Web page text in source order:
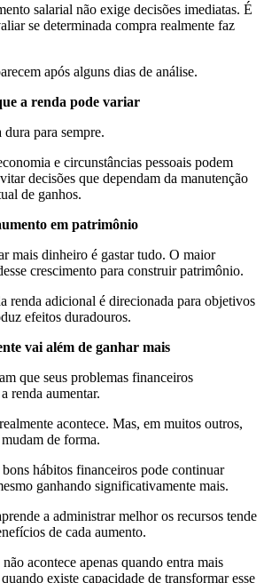
salarial não exige decisões imediatas. É
se determinada compra realmente faz
após alguns dias de análise.
a renda pode variar
para sempre.
e circunstâncias pessoais podem
decisões que dependam da manutenção
de ganhos.
em patrimônio
mais dinheiro é gastar tudo. O maior
crescimento para construir patrimônio.
renda adicional é direcionada para objetivos
efeitos duradouros.
vai além de ganhar mais
que seus problemas financeiros
renda aumentar.
acontece. Mas, em muitos outros,
de forma.
hábitos financeiros pode continuar
ganhando significativamente mais.
a administrar melhor os recursos tende
de cada aumento.
acontece apenas quando entra mais
existe capacidade de transformar esse